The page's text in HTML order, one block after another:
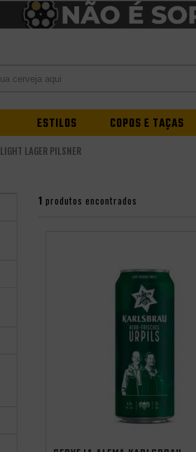
ESTILOS COPOS E TAÇAS
LIGHT LAGER PILSNER
1 produtos encontrados